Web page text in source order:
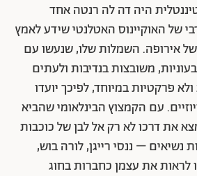
היה דה לה רנטה אחד
של האוקיינוס האטלנטי שידע לאמץ
אירופה. השמלות שלו, שנעשו עם
משובצות בנדיבות ולעתים
פרקטיות במיוחד, לפיכך יועדו
עם הקמצוץ הבינלאומי שהביא
את דרכו לא רק אל לבן של כוכבות
נשיאים – ננסי רייגן, לורה בוש,
לראות את עצמן כחברות בחוג